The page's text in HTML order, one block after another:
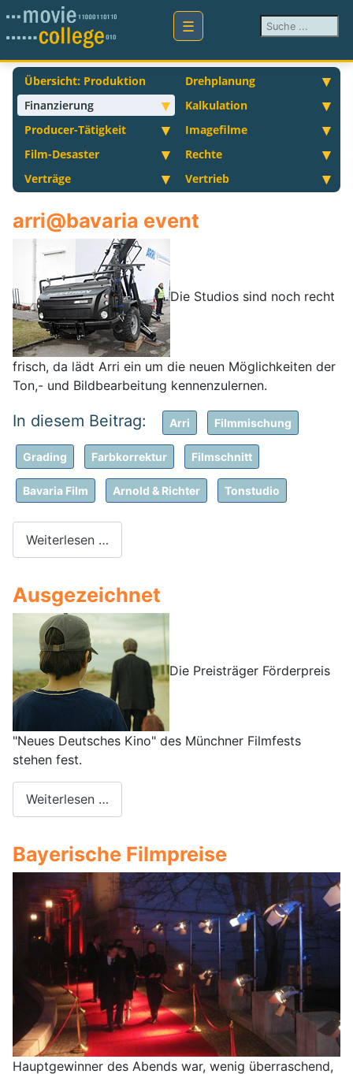
Suchen ...
Übersicht: Produktion
Drehplanung
Finanzierung
Kalkulation
Producer-Tätigkeit
Imagefilme
Film-Desaster
Rechte
Verträge
Vertrieb
arri@bavaria event
Die Studios sind noch recht
frisch, da lädt Arri ein um die neuen Möglichkeiten der
Ton,- und Bildbearbeitung kennenzulernen.
Arri Filmmischung
Grading Farbkorrektur Filmschnitt
Bavaria Film Arnold & Richter Tonstudio
Weiterlesen …
Ausgezeichnet
Die Preisträger Förderpreis
"Neues Deutsches Kino" des Münchner Filmfests
stehen fest.
Weiterlesen …
Bayerische Filmpreise
Hauptgewinner des Abends war, wenig überraschend,